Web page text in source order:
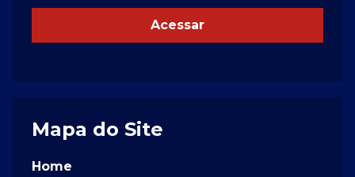
Acessar
Mapa do Site
Home